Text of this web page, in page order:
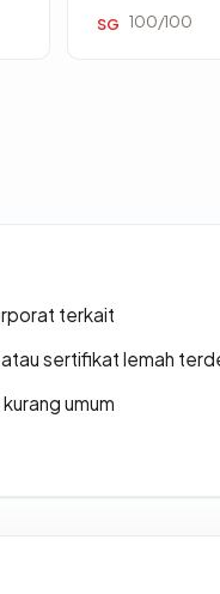
SG 100/100
terkait
atau sertifikat lemah
umum